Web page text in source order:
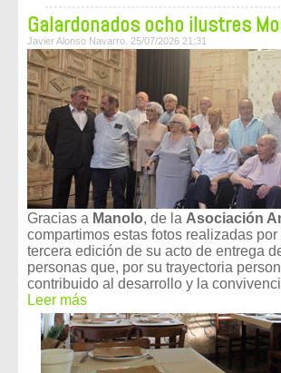
Galardonados ocho ilustres
Javier Alonso Navarro. 25/07/2026 21:31
Gracias a Manolo, de la Asociación
compartimos estas fotos realizadas por
tercera edición de su acto de entrega
personas que, por su trayectoria
contribuido al desarrollo y la
Leer más